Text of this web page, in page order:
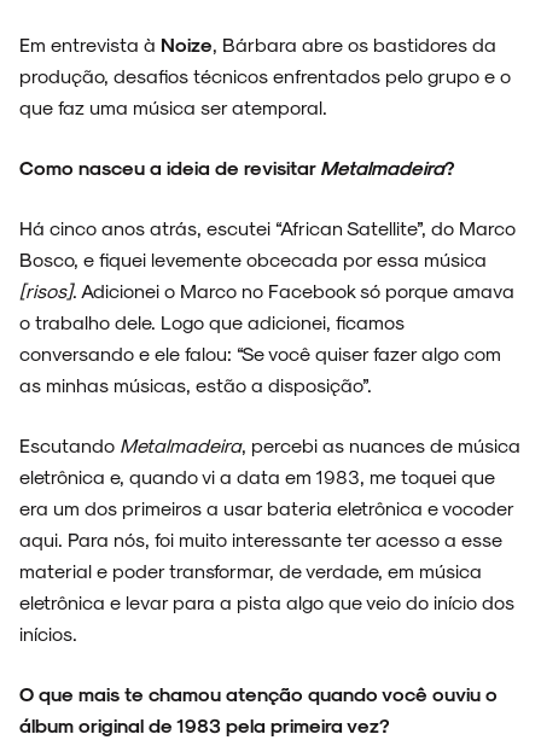
Em entrevista à Noize , Bárbara abre os bastidores da
produção, desafios técnicos enfrentados pelo grupo e o
que faz uma música ser atemporal.
Como nasceu a ideia de revisitar Metalmadeira?
Há cinco anos atrás, escutei “African Satellite”, do Marco
Bosco, e fiquei levemente obcecada por essa música
[risos]. Adicionei o Marco no Facebook só porque amava
o trabalho dele. Logo que adicionei, ficamos
conversando e ele falou: “Se você quiser fazer algo com
as minhas músicas, estão a disposição”.
Escutando Metalmadeira, percebi as nuances de música
eletrônica e, quando vi a data em 1983, me toquei que
era um dos primeiros a usar bateria eletrônica e vocoder
aqui. Para nós, foi muito interessante ter acesso a esse
material e poder transformar, de verdade, em música
eletrônica e levar para a pista algo que veio do início dos
inícios.
O que mais te chamou atenção quando você ouviu o
álbum original de 1983 pela primeira vez?